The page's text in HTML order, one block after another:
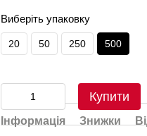
Виберіть упаковку
20 50 250 500
Купити
Інформація Знижки